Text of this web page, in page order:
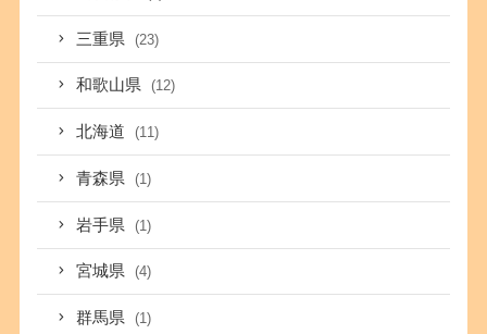
三重県 (23)
和歌山県 (12)
北海道 (11)
青森県 (1)
岩手県 (1)
宮城県 (4)
群馬県 (1)